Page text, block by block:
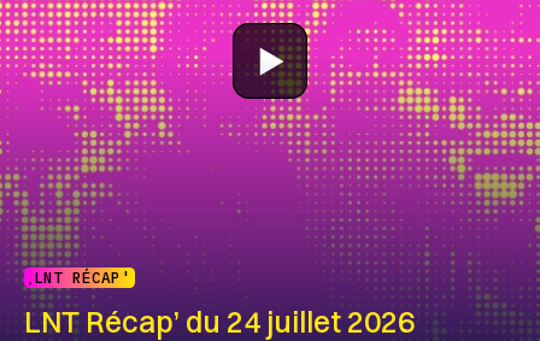
LNT RÉCAP'
LNT Récap’ du 24 juillet 2026